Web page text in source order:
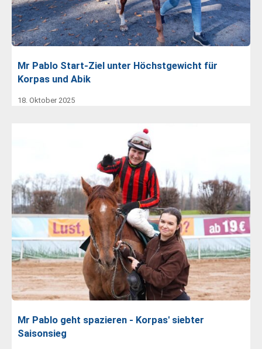
Mr Pablo Start-Ziel unter Höchstgewicht für
Korpas und Abik
18. Oktober 2025
Mr Pablo geht spazieren - Korpas' siebter
Saisonsieg